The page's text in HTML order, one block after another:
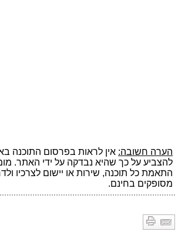
הערה חשובה: אין לראות בפרסום התוכנה
להצביע על כך שהיא נבדקה על ידי האתר.
התאמת כל תוכנה, שירות או יישום לצרכיו
מסופקים בחינם.